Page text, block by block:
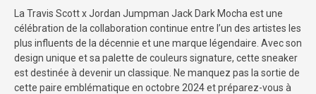
La Travis Scott x Jordan Jumpman Jack Dark Mocha est une
célébration de la collaboration continue entre l’un des artistes les
plus influents de la décennie et une marque légendaire. Avec son
design unique et sa palette de couleurs signature, cette sneaker
est destinée à devenir un classique. Ne manquez pas la sortie de
cette paire emblématique en octobre 2024 et préparez-vous à